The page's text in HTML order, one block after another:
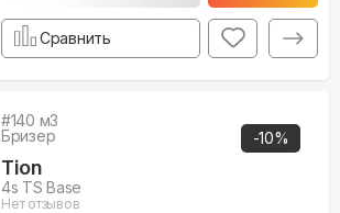
Сравнить
-10%
#140 м3
Бризер
Tion
4s TS Base
Нет отзывов